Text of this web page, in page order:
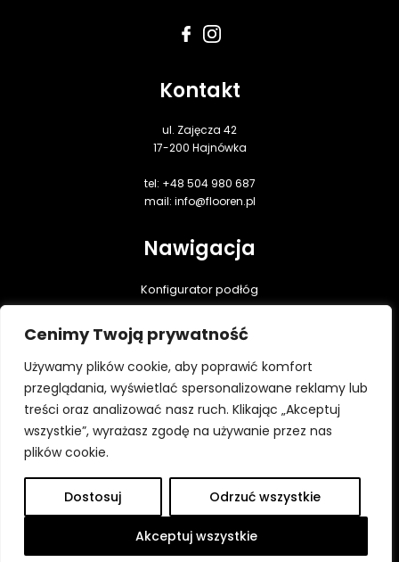
Cenimy Twoją prywatność
Używamy plików cookie, aby poprawić komfort
przeglądania, wyświetlać spersonalizowane reklamy lub
treści oraz analizować nasz ruch. Klikając „Akceptuj
wszystkie”, wyrażasz zgodę na używanie przez nas
plików cookie.
Dostosuj Odrzuć wszystkie
Akceptuj wszystkie
Kontakt
ul. Zajęcza 42
17-200 Hajnówka
tel: +48 504 980 687
mail: info@flooren.pl
Nawigacja
Konfigurator podłóg
Realizacje
Praktyczna wiedza
Do pobrania
Kontakt
Polityka prywatności
Wszystkie prawa zastrzeżone ⓒ Flooren 2026
Platforma utworzona przez Hypercon.pl